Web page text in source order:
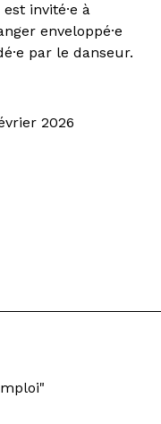
invité·e à
enveloppé·e
par le danseur.
2026